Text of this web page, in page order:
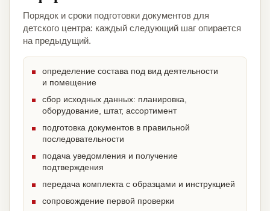
Порядок и сроки подготовки документов для
детского центра: каждый следующий шаг опирается
на предыдущий.
определение состава под вид деятельности
и помещение
сбор исходных данных: планировка,
оборудование, штат, ассортимент
подготовка документов в правильной
последовательности
подача уведомления и получение
подтверждения
передача комплекта с образцами и инструкцией
сопровождение первой проверки